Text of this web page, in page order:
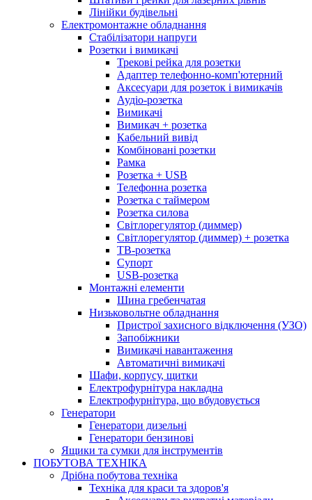
Лінійки будівельні
Електромонтажне обладнання
Стабілізатори напруги
Розетки і вимикачі
Трекові рейка для розетки
Адаптер телефонно-комп'ютерний
Аксесуари для розеток і вимикачів
Аудіо-розетка
Вимикачі
Вимикач + розетка
Кабельний вивід
Комбіновані розетки
Рамка
Розетка + USB
Телефонна розетка
Розетка с таймером
Розетка силова
Світлорегулятор (диммер)
Світлорегулятор (диммер) + розетка
ТВ-розетка
Супорт
USB-розетка
Монтажні елементи
Шина гребенчатая
Низьковольтне обладнання
Пристрої захисного відключення (УЗО)
Запобіжники
Вимикачі навантаження
Автоматичні вимикачі
Шафи, корпусу, щитки
Електрофурнітура накладна
Електрофурнітура, що вбудовується
Генератори
Генератори дизельні
Генератори бензинові
Ящики та сумки для інструментів
ПОБУТОВА ТЕХНІКА
Дрібна побутова техніка
Техніка для краси та здоров'я